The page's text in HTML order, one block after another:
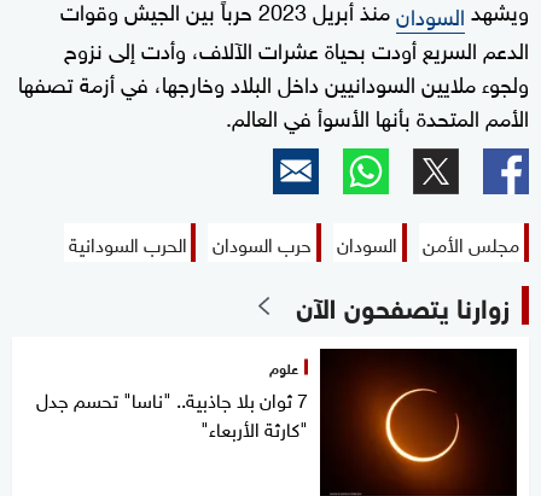
ويشهدالسودان
منذ أبريل 2023 حرباً بين الجيش وقوات
الدعم السريع أودت بحياة عشرات الآلاف، وأدت إلى نزوح
ولجوء ملايين السودانيين داخل البلاد وخارجها، في أزمة تصفها
الأمم المتحدة بأنها الأسوأ في العالم.
مجلس الأمن السودان حرب السودان الحرب السودانية
زوارنا يتصفحون الآن
علوم
7 ثوان بلا جاذبية.. "ناسا" تحسم جدل
"كارثة الأربعاء"